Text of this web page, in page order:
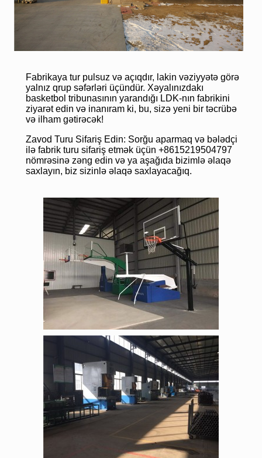
Fabrikaya tur pulsuz və açıqdır, lakin vəziyyətə görə
yalnız qrup səfərləri üçündür. Xəyalınızdakı
basketbol tribunasının yarandığı LDK-nın fabrikini
ziyarət edin və inanıram ki, bu, sizə yeni bir təcrübə
və ilham gətirəcək!
Zavod Turu Sifariş Edin: Sorğu aparmaq və bələdçi
ilə fabrik turu sifariş etmək üçün +8615219504797
nömrəsinə zəng edin və ya aşağıda bizimlə əlaqə
saxlayın, biz sizinlə əlaqə saxlayacağıq.